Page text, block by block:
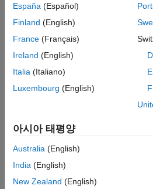
Introduced before R2006a
See Also
mxIsClass| mxGetClassID
How useful was
España (Español)
Finland (English)
France (Français)
Ireland (English)
Italia (Italiano)
Luxembourg (English)
아시아 태평양
Australia (English)
India (English)
New Zealand (English)
신뢰 센터
애플리케이션 상태